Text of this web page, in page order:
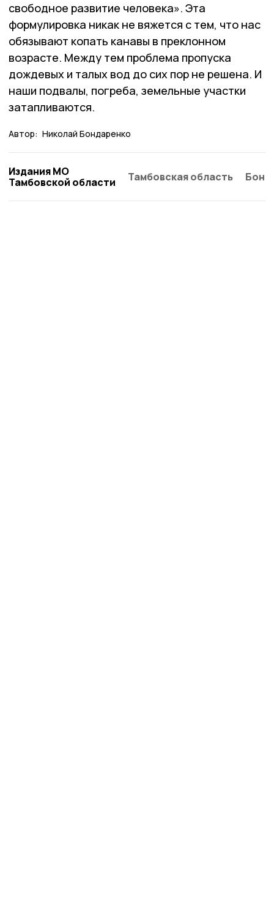
свободное развитие человека». Эта
формулировка никак не вяжется с тем, что нас
обязывают копать канавы в преклонном
возрасте. Между тем проблема пропуска
дождевых и талых вод до сих пор не решена. И
наши подвалы, погреба, земельные участки
затапливаются.
Автор: Николай Бондаренко
Издания МО
Тамбовской области
Тамбовская область